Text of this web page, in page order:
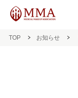
TOP お知らせ